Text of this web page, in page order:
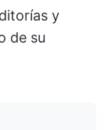
y
de su